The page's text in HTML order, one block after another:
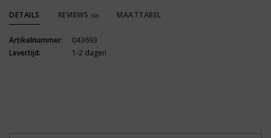
DETAILS REVIEWS (0) MAATTABEL
Artikelnummer:
043693
Levertijd:
1-2 dagen